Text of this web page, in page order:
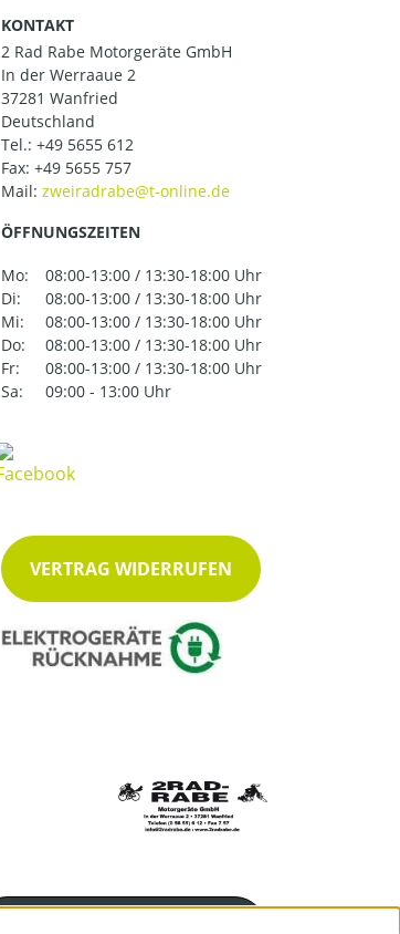
KONTAKT
2 Rad Rabe Motorgeräte GmbH
In der Werraaue 2
37281 Wanfried
Deutschland
Tel.: +49 5655 612
Fax: +49 5655 757
Mail:
ÖFFNUNGSZEITEN
Mo:
08:00-13:00 / 13:30-18:00 Uhr
Di:
08:00-13:00 / 13:30-18:00 Uhr
Mi:
08:00-13:00 / 13:30-18:00 Uhr
Do:
08:00-13:00 / 13:30-18:00 Uhr
Fr:
08:00-13:00 / 13:30-18:00 Uhr
Sa:
09:00 - 13:00 Uhr
VERTRAG WIDERRUFEN